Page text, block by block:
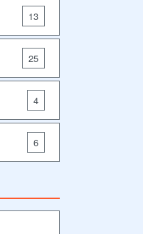
13
25
4
6